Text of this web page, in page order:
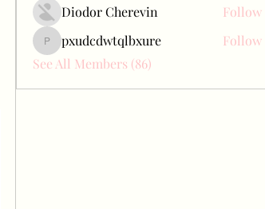
Diodor Cherevin
Follow
pxudcdwtqlbxure
pxudcdwtqlbxure
Follow
See All Members (86)